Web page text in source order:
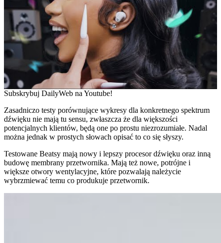
Subskrybuj DailyWeb na Youtube!
Zasadniczo testy porównujące wykresy dla konkretnego spektrum
dźwięku nie mają tu sensu, zwłaszcza że dla większości
potencjalnych klientów, będą one po prostu niezrozumiałe. Nadal
można jednak w prostych słowach opisać to co się słyszy.
Testowane Beatsy mają nowy i lepszy procesor dźwięku oraz inną
budowę membrany przetwornika. Mają też nowe, potrójne i
większe otwory wentylacyjne, które pozwalają należycie
wybrzmiewać temu co produkuje przetwornik.